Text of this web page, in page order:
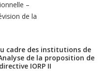
cadre des institutions de
de la proposition de
IORP II